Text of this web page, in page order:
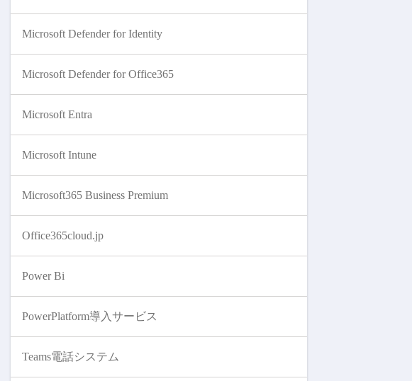
Microsoft Defender for Identity
Microsoft Defender for Office365
Microsoft Entra
Microsoft Intune
Microsoft365 Business Premium
Office365cloud.jp
Power Bi
PowerPlatform導入サービス
Teams電話システム